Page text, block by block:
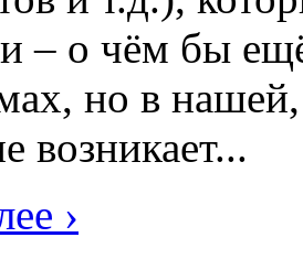
– о чём бы
но в
возникает...
›